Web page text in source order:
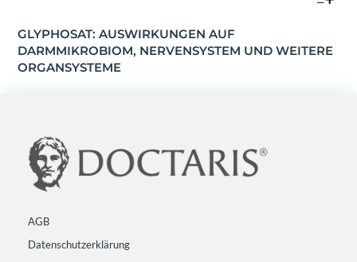
GLYPHOSAT: AUSWIRKUNGEN AUF
DARMMIKROBIOM, NERVENSYSTEM UND WEITERE
ORGANSYSTEME
AGB
Datenschutzerklärung